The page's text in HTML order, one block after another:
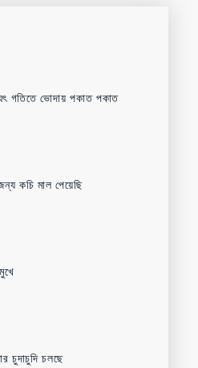
গতিতে ভোদায় পকাত পকাত
কচি মাল পেয়েছি
চুদাচুদি চলছে